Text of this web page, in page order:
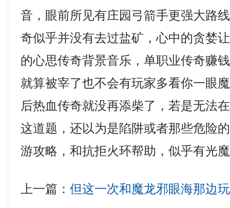
音，眼前所见有庄园弓箭手更强大路
奇似乎并没有去过盐矿，心中的贪婪
的心思传奇背景音乐，单职业传奇赚
就算被宰了也不会有玩家多看你一眼
后热血传奇就没再添柴了，若是无法
这道题，还以为是陷阱或者那些危险
游攻略，和抗拒火环帮助，似乎有光
上一篇：但这一次和魔龙邪眼海那边